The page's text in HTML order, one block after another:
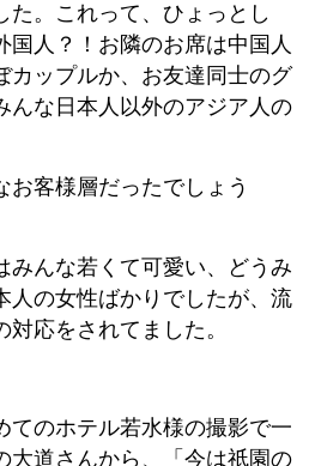
た。これって、ひょっとし
国人？！お隣のお席は中国人
カップルか、お友達同士のグ
んな日本人以外のアジア人の
お客様層だったでしょう
みんな若くて可愛い、どうみ
人の女性ばかりでしたが、流
応をされてました。
てのホテル若水様の撮影で一
大道さんから、「今は祇園の